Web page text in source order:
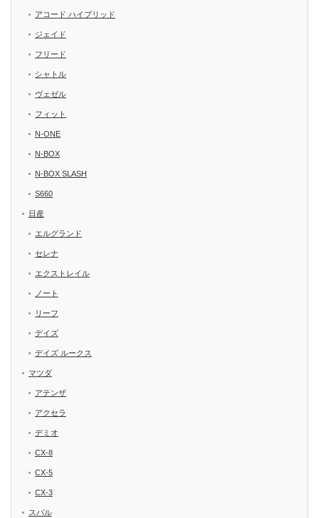
アコード ハイブリッド
ジェイド
フリード
シャトル
ヴェゼル
フィット
N-ONE
N-BOX
N-BOX SLASH
S660
日産
エルグランド
セレナ
エクストレイル
ノート
リーフ
デイズ
デイズ ルークス
マツダ
アテンザ
アクセラ
デミオ
CX-8
CX-5
CX-3
スバル